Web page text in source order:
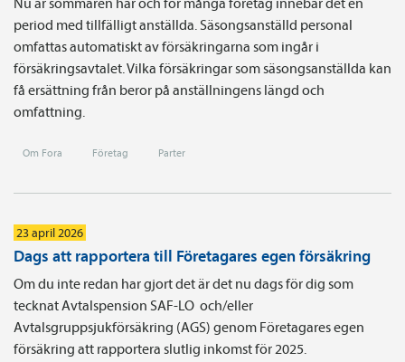
period med tillfälligt anställda. Säsongsanställd personal
omfattas automatiskt av försäkringarna som ingår i
försäkringsavtalet. Vilka försäkringar som säsongsanställda kan
få ersättning från beror på anställningens längd och
omfattning.
Om Fora Företag Parter
23 april 2026
Dags att rapportera till Företagares egen försäkring
Om du inte redan har gjort det är det nu dags för dig som
tecknat Avtals­pension SAF-LO och/eller
Avtalsgruppsjukförsäkring (AGS) genom Företagares egen
försäkring att rapportera slutlig inkomst för 2025.